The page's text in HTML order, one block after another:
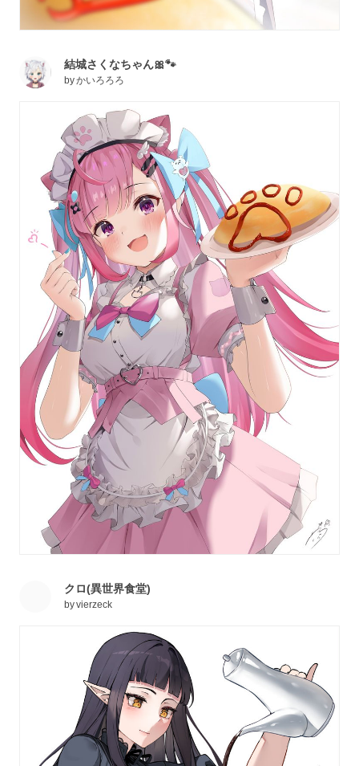
結城さくなちゃん🎀🐾
byかいろろろ
クロ(異世界食堂)
byvierzeck